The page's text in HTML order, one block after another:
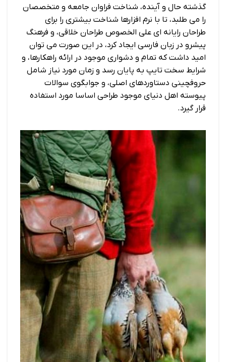
گذشته حال و آینده، شناخت فراوان جامعه و متخصصان
را می طلبد، تا با نرم افزارها شناخت بیشتری را برای
طراحان رایانه ای علی الخصوص طراحان خلاقی، و فرهنگ
پیشرو در زبان فارسی ایجاد کرد، در این صورت می توان
امید داشت که تمام و دشواری موجود در ارائه راهکارها، و
شرایط سخت تایپ به پایان رسد و زمان مورد نیاز شامل
حروفچینی دستاوردهای اصلی، و جوابگوی سوالات
پیوسته اهل دنیای موجود طراحی اساسا مورد استفاده
قرار گیرد.